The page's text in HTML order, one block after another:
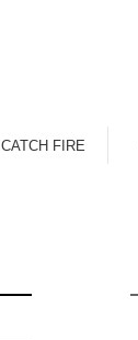
CATCH FIRE